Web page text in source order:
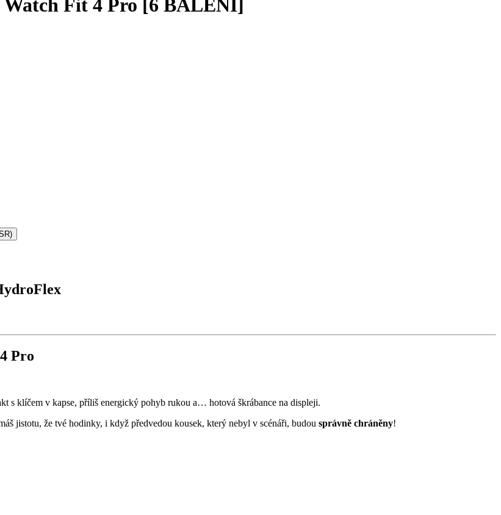
Fit 4 Pro [6 BALENÍ]
Pro
s klíčem v kapse, příliš energický pohyb rukou a… hotová škrábance na displeji.
jistotu, že tvé hodinky, i když předvedou kousek, který nebyl v scénáři, budou správně chráněny!